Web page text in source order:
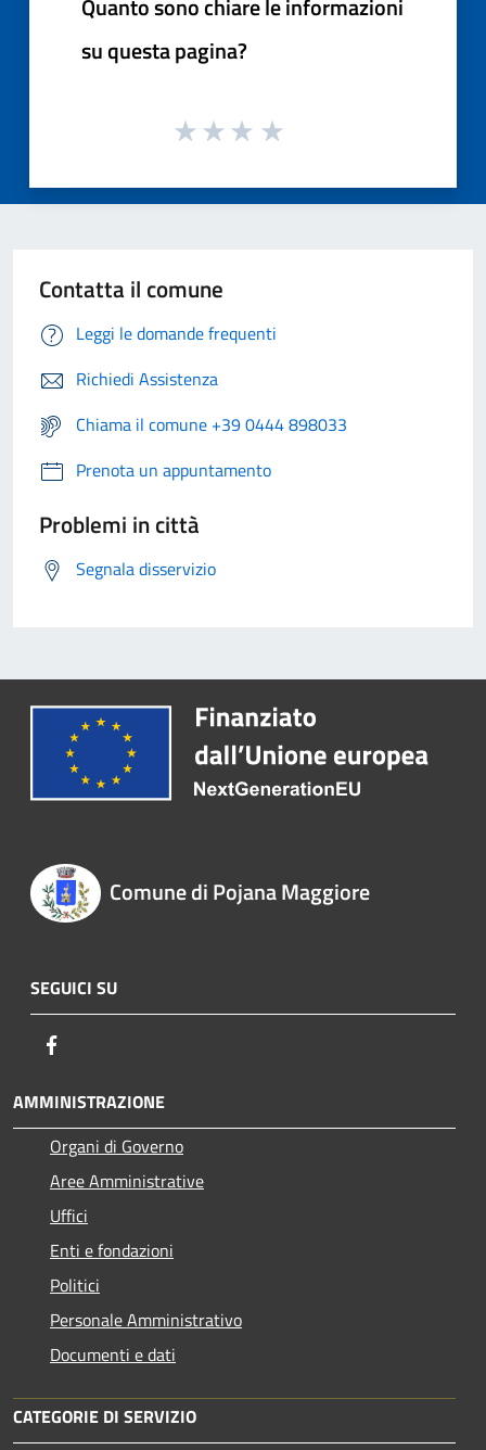
su questa pagina?
Contatta il comune
Leggi le domande frequenti
Richiedi Assistenza
Chiama il comune +39 0444 898033
Prenota un appuntamento
Problemi in città
Segnala disservizio
Comune di Pojana Maggiore
SEGUICI SU
AMMINISTRAZIONE
Organi di Governo
Aree Amministrative
Uffici
Enti e fondazioni
Politici
Personale Amministrativo
Documenti e dati
CATEGORIE DI SERVIZIO